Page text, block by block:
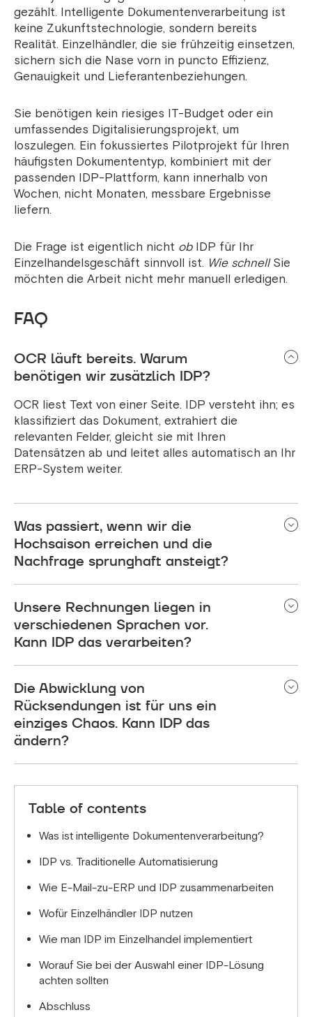
gezählt. Intelligente Dokumentenverarbeitung ist
keine Zukunftstechnologie, sondern bereits
Realität. Einzelhändler, die sie frühzeitig einsetzen,
sichern sich die Nase vorn in puncto Effizienz,
Genauigkeit und Lieferantenbeziehungen.
Sie benötigen kein riesiges IT-Budget oder ein
umfassendes Digitalisierungsprojekt, um
loszulegen. Ein fokussiertes Pilotprojekt für Ihren
häufigsten Dokumententyp, kombiniert mit der
passenden IDP-Plattform, kann innerhalb von
Wochen, nicht Monaten, messbare Ergebnisse
liefern.
Die Frage ist eigentlich nicht ob IDP für Ihr
Einzelhandelsgeschäft sinnvoll ist. Wie schnellSie
möchten die Arbeit nicht mehr manuell erledigen.
FAQ
OCR läuft bereits. Warum
benötigen wir zusätzlich IDP?
OCR liest Text von einer Seite. IDP versteht ihn; es
klassifiziert das Dokument, extrahiert die
relevanten Felder, gleicht sie mit Ihren
Datensätzen ab und leitet alles automatisch an Ihr
ERP-System weiter.
Was passiert, wenn wir die
Hochsaison erreichen und die
Nachfrage sprunghaft ansteigt?
skalieren automatisch. Egal, ob Sie 200 oder 2.000
Rechnungen pro Tag verarbeiten – Sie bewältigen
das problemlos, ohne zusätzliche Server oder
stößt regelbasierte Automatisierung an ihre
Grenzen.
Unsere Rechnungen liegen in
verschiedenen Sprachen vor.
Kann IDP das verarbeiten?
mehrsprachige Dokumente, darunter Deutsch,
Arabisch, Englisch und Mischsprachen, nahtlos
und übertragen die Daten präzise in Ihr ERP-
System. Eine manuelle Übersetzung ist nicht
Die Abwicklung von
Rücksendungen ist für uns ein
einziges Chaos. Kann IDP das
ändern?
ermittelt Bestellreferenzen und löst den richtigen
Rückerstattungsprozess aus – unabhängig von
Versanddienstleister oder Format. Schnellere
Rückerstattungen, weniger manueller Aufwand.
Table of contents
Was ist intelligente Dokumentenverarbeitung?
IDP vs. Traditionelle Automatisierung
Wie E-Mail-zu-ERP und IDP zusammenarbeiten
Wofür Einzelhändler IDP nutzen
Wie man IDP im Einzelhandel implementiert
Worauf Sie bei der Auswahl einer IDP-Lösung
achten sollten
Abschluss